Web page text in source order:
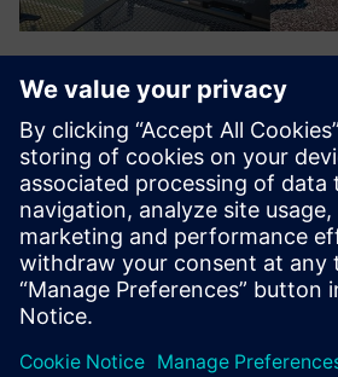
VIROO® VR PLATFORM
Pomoću VIROO® all-in-one VR
korporacije možete ubrzati PLM
podataka i ideja te optimizacijom
inženjeringa i simulacije pomoću
mjeri. To...
Saznajte više